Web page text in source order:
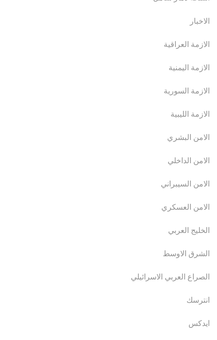
الاخبار
الازمة العراقية
الازمة اليمنية
الازمة السورية
الازمة الليبية
الامن البشري
الامن الداخلي
الامن السيبراني
الامن العسكري
الخليج العربي
الشرق الاوسط
الصراع العربي الاسرائيلي
انترسك
ايدكس